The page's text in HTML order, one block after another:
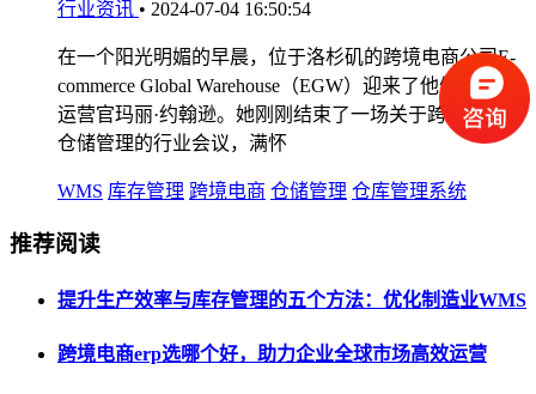
行业资讯 • 2024-07-04 16:50:54
在一个阳光明媚的早晨，位于洛杉矶的跨境电商公司E-
commerce Global Warehouse（EGW）迎来了他们的首席
运营官玛丽·约翰逊。她刚刚结束了一场关于跨境WMS
仓储管理的行业会议，满怀
WMS 库存管理 跨境电商 仓储管理 仓库管理系统
推荐阅读
提升生产效率与库存管理的五个方法：优化制造业WMS
跨境电商erp选哪个好，助力企业全球市场高效运营